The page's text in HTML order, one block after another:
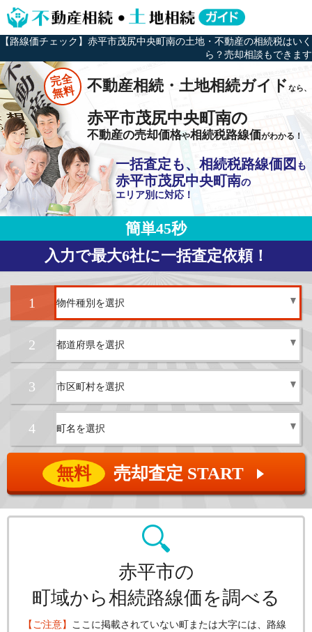
【路線価チェック】赤平市茂尻中央町南の土地・不動産の相続税はいく
ら？売却相談もできます
完全
無料 不動産相続・土地相続ガイドなら、
赤平市茂尻中央町南の
不動産の売却価格や相続税路線価がわかる！
一括査定も、相続税路線価図 も
赤平市茂尻中央町南の
エリア別に対応！
簡単45秒
入力で最大6社に一括査定依頼！
1
2
3
4
無料 売却査定 START ▲
赤平市の
町域から相続路線価を調べる
【ご注意】 ここに掲載されていない町または大字には、路線